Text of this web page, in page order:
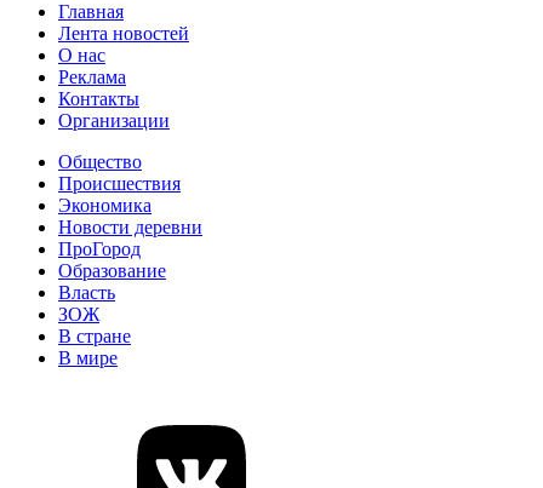
Главная
Лента новостей
О нас
Реклама
Контакты
Организации
Общество
Происшествия
Экономика
Новости деревни
ПроГород
Образование
Власть
ЗОЖ
В стране
В мире